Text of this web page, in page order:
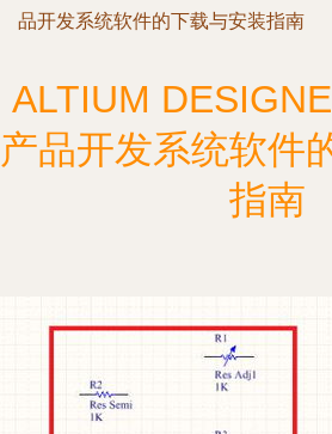
品开发系统软件的下载与安装指南
ALTIUM
产品开发系统软件
指南